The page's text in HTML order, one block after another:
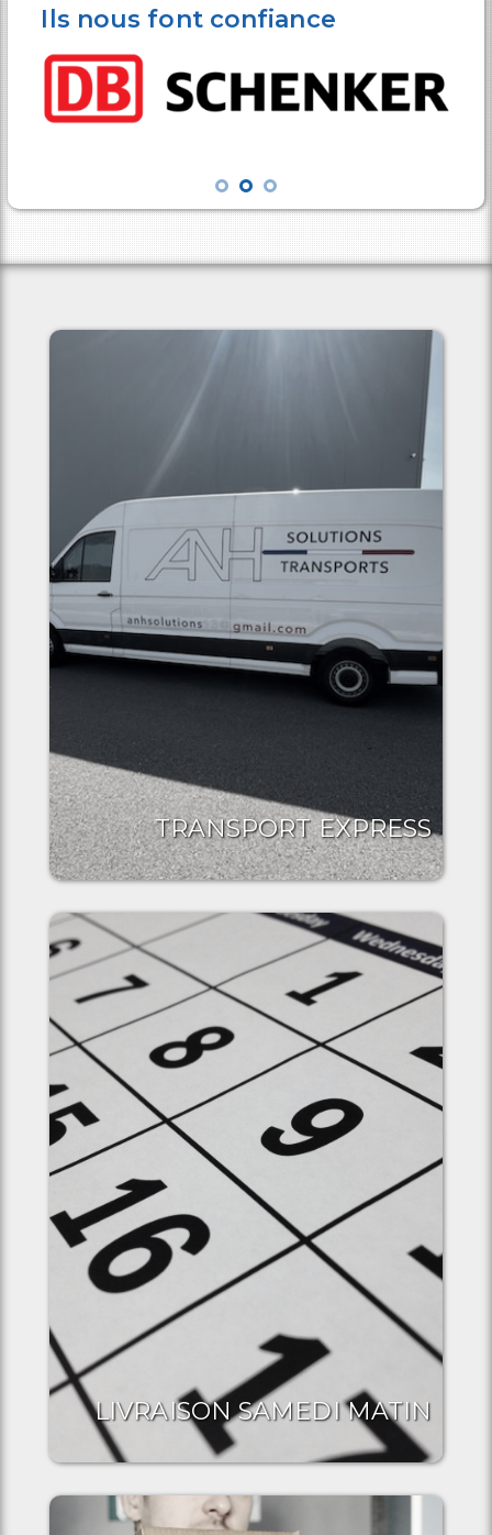
Ils nous font confiance
TRANSPORT EXPRESS
LIVRAISON SAMEDI MATIN